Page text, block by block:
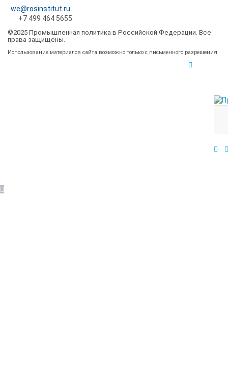
we@rosinstitut.ru
+7 499 464 5655
©2025 Промышленная политика в Российской Федерации. Все
права защищены.
Использование материалов сайта возможно только с письменного разрешения.